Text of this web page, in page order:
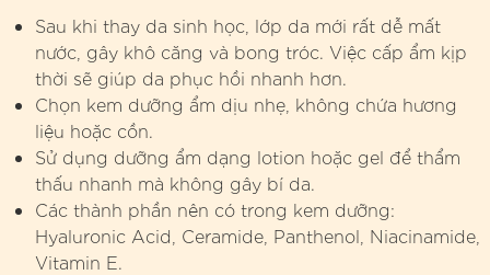
Sau khi thay da sinh học, lớp da mới rất dễ mất
nước, gây khô căng và bong tróc. Việc cấp ẩm kịp
thời sẽ giúp da phục hồi nhanh hơn.
Chọn kem dưỡng ẩm dịu nhẹ, không chứa hương
liệu hoặc cồn.
Sử dụng dưỡng ẩm dạng lotion hoặc gel để thẩm
thấu nhanh mà không gây bí da.
Các thành phần nên có trong kem dưỡng:
Hyaluronic Acid, Ceramide, Panthenol, Niacinamide,
Vitamin E.